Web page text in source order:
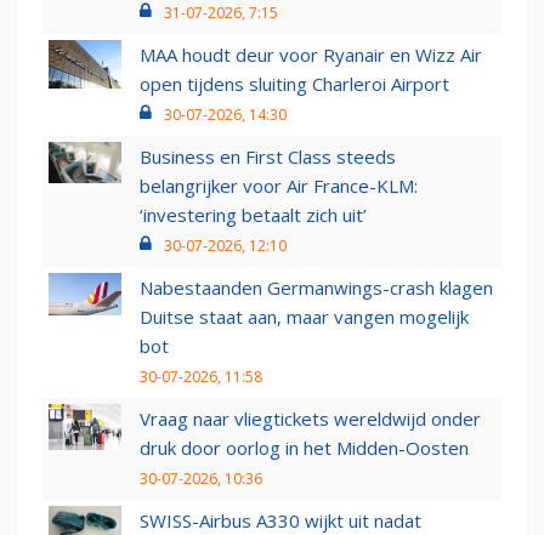
31-07-2026, 7:15
MAA houdt deur voor Ryanair en Wizz Air
open tijdens sluiting Charleroi Airport
30-07-2026, 14:30
Business en First Class steeds
belangrijker voor Air France-KLM:
‘investering betaalt zich uit’
30-07-2026, 12:10
Nabestaanden Germanwings-crash klagen
Duitse staat aan, maar vangen mogelijk
bot
30-07-2026, 11:58
Vraag naar vliegtickets wereldwijd onder
druk door oorlog in het Midden-Oosten
30-07-2026, 10:36
SWISS-Airbus A330 wijkt uit nadat